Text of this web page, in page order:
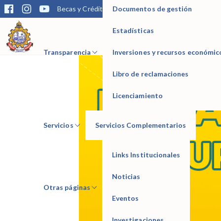
Becas y Créditos Matrícula Trámites Biblioteca
IESTP Manuel Seoane Corrales
Transparencia
Documentos de gestión
Estadísticas
Inversiones y recursos
Libro de reclamaciones
Licenciamiento
Servicios Servicios Complementarios
Otras páginas
Links Institucionales
Noticias
Eventos
Mediante el siguiente enlace publicamos el
https://drive.google.com/…/16E…